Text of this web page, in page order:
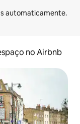
no Airbnb